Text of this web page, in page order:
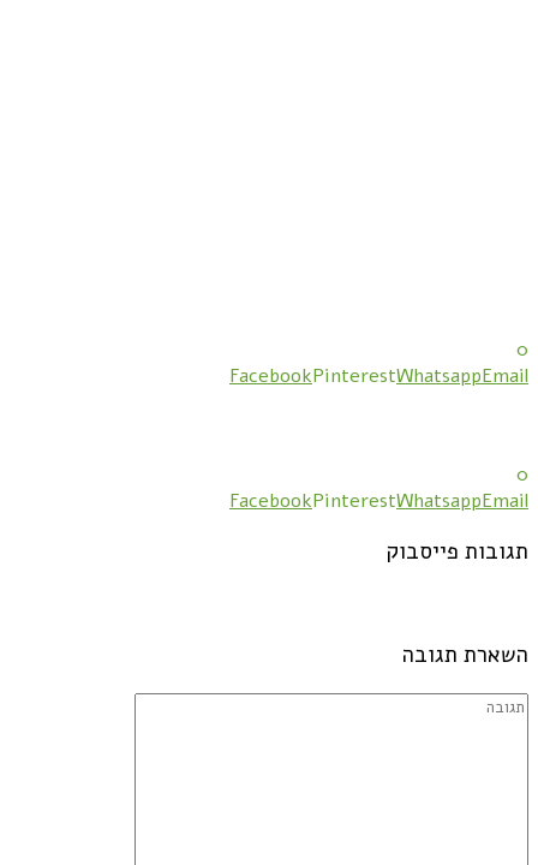
0
FacebookPinterestWhatsappEmail
0
FacebookPinterestWhatsappEmail
תגובות פייסבוק
השארת תגובה